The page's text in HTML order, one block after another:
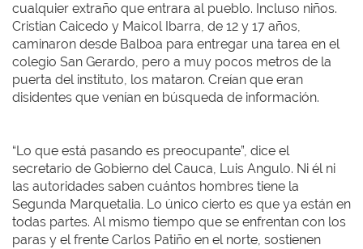
cualquier extraño que entrara al pueblo. Incluso niños.
Cristian Caicedo y Maicol Ibarra, de 12 y 17 años,
caminaron desde Balboa para entregar una tarea en el
colegio San Gerardo, pero a muy pocos metros de la
puerta del instituto, los mataron. Creían que eran
disidentes que venían en búsqueda de información.
“Lo que está pasando es preocupante”, dice el
secretario de Gobierno del Cauca, Luis Angulo. Ni él ni
las autoridades saben cuántos hombres tiene la
Segunda Marquetalia. Lo único cierto es que ya están en
todas partes. Al mismo tiempo que se enfrentan con los
paras y el frente Carlos Patiño en el norte, sostienen